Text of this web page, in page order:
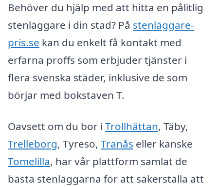
Behöver du hjälp med att hitta en pålitlig
stenläggare i din stad? På stenläggare-
pris.se kan du enkelt få kontakt med
erfarna proffs som erbjuder tjänster i
flera svenska städer, inklusive de som
börjar med bokstaven T.
Oavsett om du bor i Trollhättan, Täby,
Trelleborg, Tyresö, Tranås eller kanske
Tomelilla, har vår plattform samlat de
bästa stenläggarna för att säkerställa att